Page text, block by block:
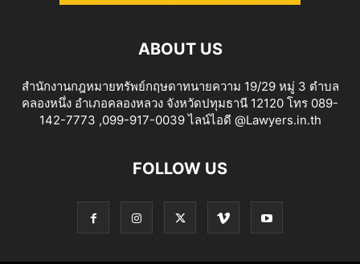
ABOUT US
สำนักงานกฎหมายทรัพย์กฤษดาทนายความ 19/29 หมู่ 3 ตำบล
คลองหนึ่ง อำเภอคลองหลวง จังหวัดปทุมธานี 12120 โทร 089-
142-7773 ,099-917-0039 ไลน์ไอดี @Lawyers.in.th
FOLLOW US